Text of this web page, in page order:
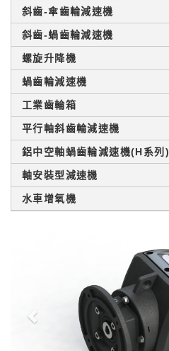
斜齒-傘齒輪減速機
斜齒-蝸齒輪減速機
螺旋升降機
蝸齒輪減速機
工業齒輪箱
平行軸斜齒輪減速機
鋁中空軸蝸齒輪減速機(H系列)
軸安裝型減速機
水車增氧機